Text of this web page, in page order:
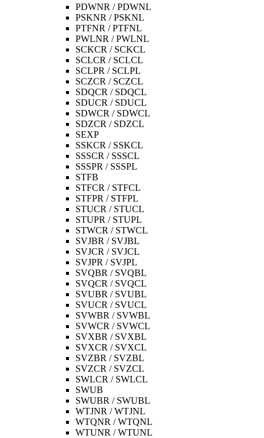
PDWNR / PDWNL
PSKNR / PSKNL
PTFNR / PTFNL
PWLNR / PWLNL
SCKCR / SCKCL
SCLCR / SCLCL
SCLPR / SCLPL
SCZCR / SCZCL
SDQCR / SDQCL
SDUCR / SDUCL
SDWCR / SDWCL
SDZCR / SDZCL
SEXP
SSKCR / SSKCL
SSSCR / SSSCL
SSSPR / SSSPL
STFB
STFCR / STFCL
STFPR / STFPL
STUCR / STUCL
STUPR / STUPL
STWCR / STWCL
SVJBR / SVJBL
SVJCR / SVJCL
SVJPR / SVJPL
SVQBR / SVQBL
SVQCR / SVQCL
SVUBR / SVUBL
SVUCR / SVUCL
SVWBR / SVWBL
SVWCR / SVWCL
SVXBR / SVXBL
SVXCR / SVXCL
SVZBR / SVZBL
SVZCR / SVZCL
SWLCR / SWLCL
SWUB
SWUBR / SWUBL
WTJNR / WTJNL
WTQNR / WTQNL
WTUNR / WTUNL